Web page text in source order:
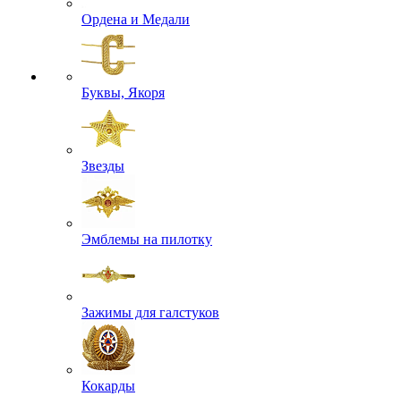
Ордена и Медали
Буквы, Якоря
Звезды
Эмблемы на пилотку
Зажимы для галстуков
Кокарды